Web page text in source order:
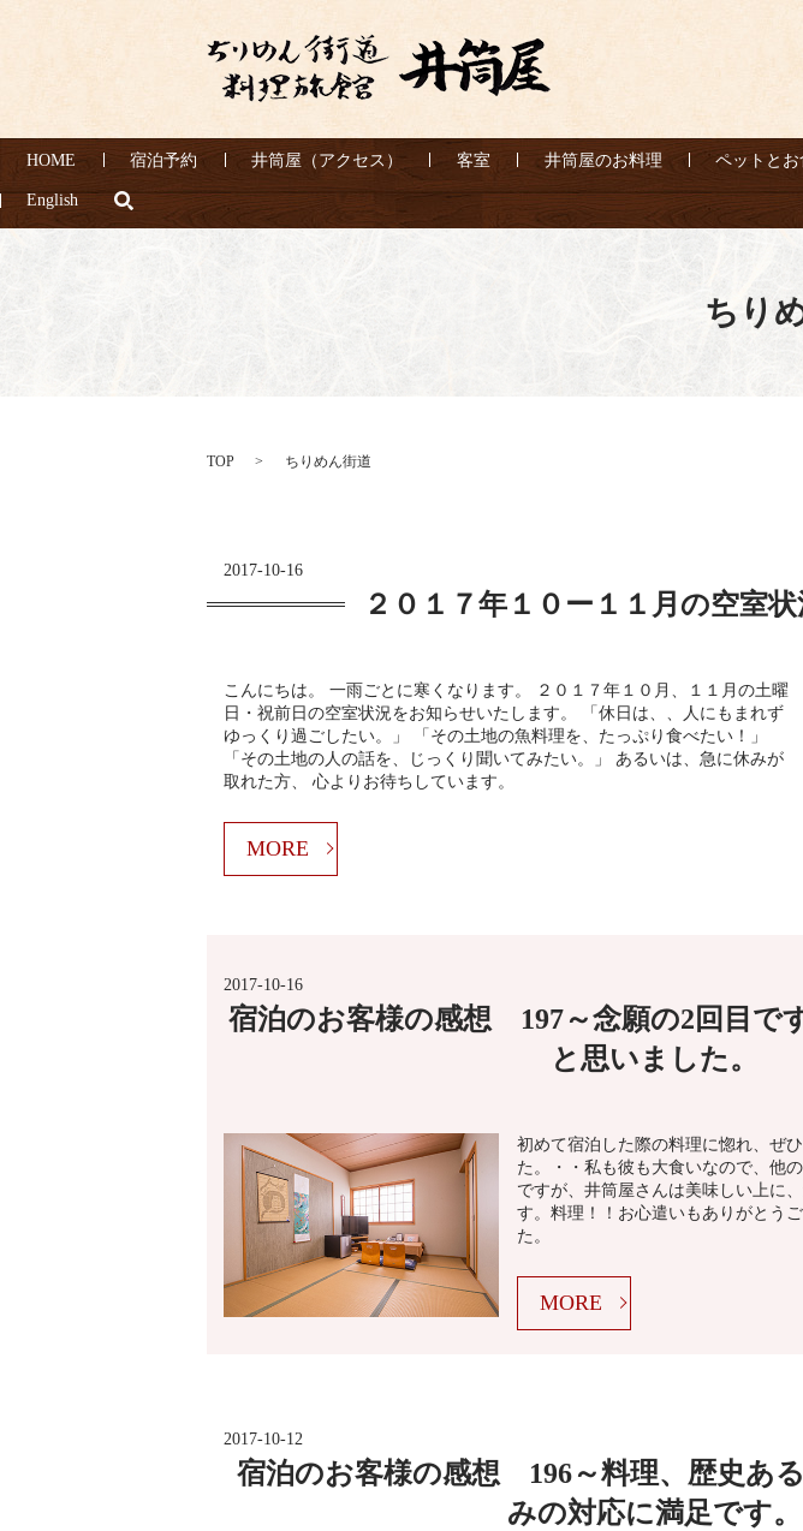
HOME 宿泊予約 井筒屋（アクセス） 客室 井筒屋のお料理 ペットとお
English
ちり
TOP ちりめん街道
2017-10-16
２０１７年１０ー１１月の空室
こんにちは。 一雨ごとに寒くなります。 ２０１７年１０月、１１月の土曜
日・祝前日の空室状況をお知らせいたします。 「休日は、、人にもまれず
ゆっくり過ごしたい。」 「その土地の魚料理を、たっぷり食べたい！」
「その土地の人の話を、じっくり聞いてみたい。」 あるいは、急に休みが
取れた方、 心よりお待ちしています。
MORE
2017-10-16
宿泊のお客様の感想 197～念願の2回目で
と思いました。
初めて宿泊した際の料理に惚れ、ぜ
た。・・私も彼も大食いなので、他
ですが、井筒屋さんは美味しい上に
す。料理！！お心遣いもありがとう
た。
MORE
2017-10-12
宿泊のお客様の感想 196～料理、歴史あ
みの対応に満足です。